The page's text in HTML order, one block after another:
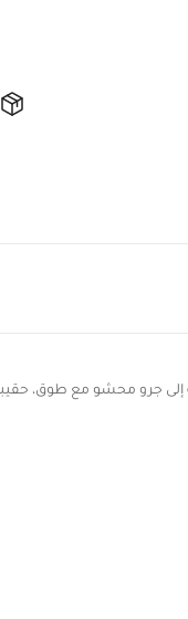
إلى جرو محشو مع طوق،